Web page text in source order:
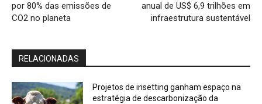
por 80% das emissões de
CO2 no planeta
anual de US$ 6,9 trilhões em
infraestrutura sustentável
RELACIONADAS
Projetos de insetting ganham espaço na
estratégia de descarbonização da